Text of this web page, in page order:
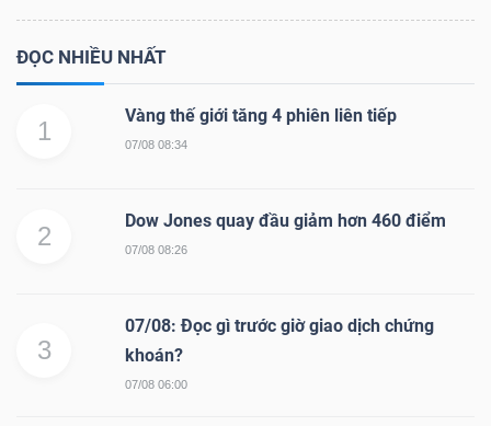
ĐỌC NHIỀU NHẤT
1
Vàng thế giới tăng 4 phiên liên tiếp
07/08 08:34
2
Dow Jones quay đầu giảm hơn 460 điểm
07/08 08:26
3
07/08: Đọc gì trước giờ giao dịch chứng
khoán?
07/08 06:00